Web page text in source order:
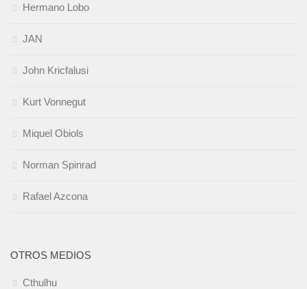
Hermano Lobo
JAN
John Kricfalusi
Kurt Vonnegut
Miquel Obiols
Norman Spinrad
Rafael Azcona
OTROS MEDIOS
Cthulhu